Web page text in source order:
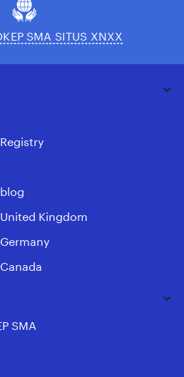
SMA SITUS XNXX
Registry
blog
United Kingdom
Germany
Canada
SMA